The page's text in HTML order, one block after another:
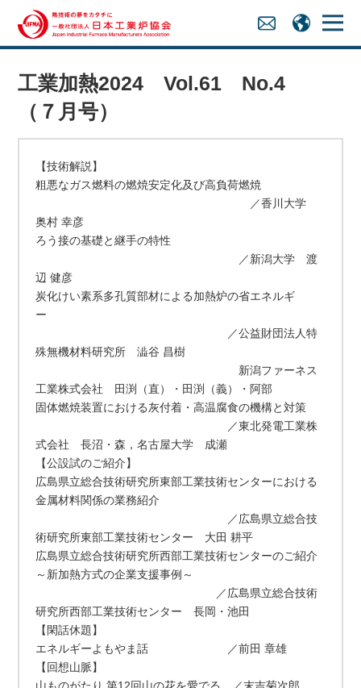
工業加熱2024 Vol.61 No.4
（７月号）
【技術解説】
粗悪なガス燃料の燃焼安定化及び高負荷燃焼
／香川大学
奥村 幸彦
ろう接の基礎と継手の特性
／新潟大学 渡
辺 健彦
炭化けい素系多孔質部材による加熱炉の省エネルギ
ー
／公益財団法人特
殊無機材料研究所 澁谷 昌樹
新潟ファーネス
工業株式会社 田渕（直）・田渕（義）・阿部
固体燃焼装置における灰付着・高温腐食の機構と対策
／東北発電工業株
式会社 長沼・森，名古屋大学 成瀬
【公設試のご紹介】
広島県立総合技術研究所東部工業技術センターにおける
金属材料関係の業務紹介
／広島県立総合技
術研究所東部工業技術センター 大田 耕平
広島県立総合技術研究所西部工業技術センターのご紹介
～新加熱方式の企業支援事例～
／広島県立総合技術
研究所西部工業技術センター 長岡・池田
【閑話休題】
エネルギーよもやま話 ／前田 章雄
【回想山脈】